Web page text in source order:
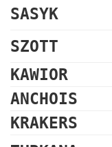
SASYK
SZOTT
KAWIOR
ANCHOIS
KRAKERS